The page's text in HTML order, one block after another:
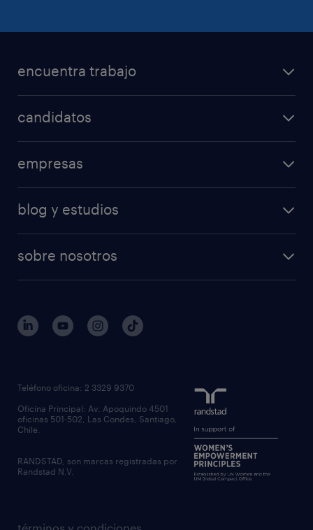
encuentra trabajo
candidatos
empresas
blog y estudios
sobre nosotros
Teléfono oficina: 2 3329 9370
Oficina Principal: Av. Apoquindo 4501
oficinas 501-502, Las Condes, Santiago,
Chile.
RANDSTAD, son marcas registradas por
Randstad N.V.